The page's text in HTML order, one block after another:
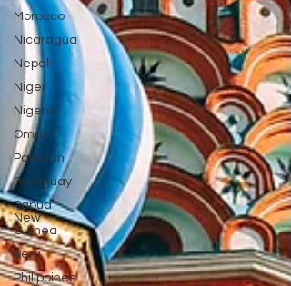
Morocco
Nicaragua
Nepal
Niger
Nigeria
Oman
Pakistan
Paraguay
Papua
New
Guinea
Peru
Philippines